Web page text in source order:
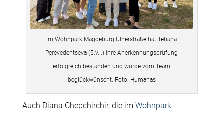
Im Wohnpark Magdeburg Ulnerstraße hat Tetiana
Perevedentseva (5.v.l.) ihre Anerkennungsprüfung
erfolgreich bestanden und wurde vom Team
beglückwünscht. Foto: Humanas
Auch Diana Chepchirchir, die im Wohnpark